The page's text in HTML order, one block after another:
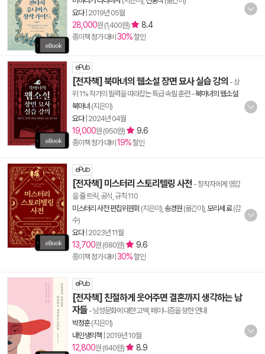
요다| 2019년 05월
28,000원 (1,400원) 8.4
종이책 정가 대비 30%할인
ePub
[전자책] 북마녀의 웹소설 장면 묘사 실습 강의 - 상
위 1% 작가의 필력을 따라잡는 특급 속필 훈련-북마녀의 웹소설
북마녀 (지은이)
요다| 2024년 04월
19,000원 (950원) 9.6
종이책 정가 대비 19%할인
ePub
[전자책] 미스터리 스토리텔링 사전 - 창작자에게 영감
을 줄 트릭, 공식, 규칙 110
미스터리 사전 편집위원회 (지은이), 송경원 (옮긴이), 모리세 료(감
수)
요다| 2023년 11월
13,700원 (680원) 9.6
종이책 정가 대비 30%할인
ePub
[전자책] 친절하게 웃어주면 결혼까지 생각하는 남
자들 - 남성문화에 대한 고백, 페미니즘을 향한 연대
박정훈(지은이)
내인생의책 2019년 10월
12,800원 (640원) 8.9